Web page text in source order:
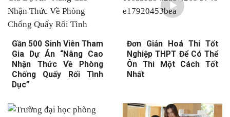
Gần 500 Sinh Viên Tham
Gia Dự Án “Nâng Cao
Nhận Thức Về Phòng
Chống Quấy Rối Tình
Dục”
Đơn Giản Hoá Thi Tốt
Nghiệp THPT Để Có Thể
Ôn Thi Một Cách Tốt
Nhất